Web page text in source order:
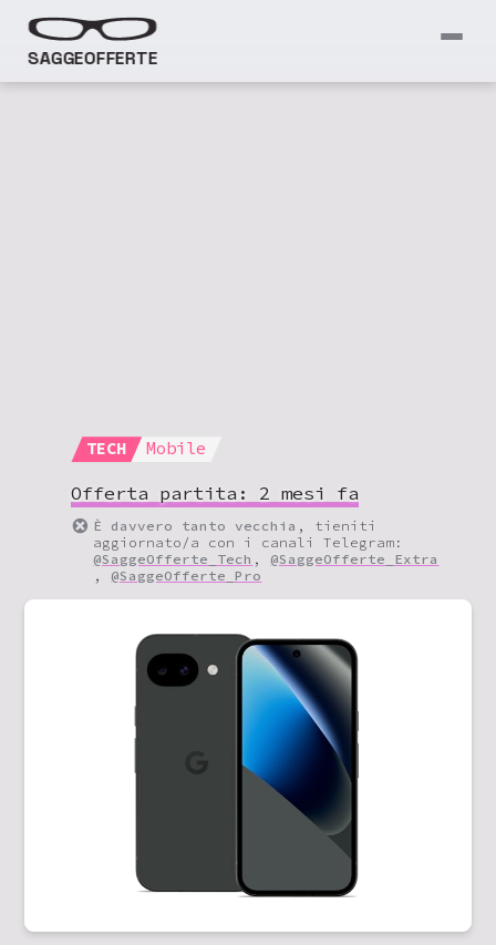
SAGGEOFFERTE
TECH Mobile
Offerta partita: 2 mesi fa
È davvero tanto vecchia , tieniti
aggiornato/a con i canali Telegram:
@SaggeOfferte_Tech , @SaggeOfferte_Extra
, @SaggeOfferte_Pro